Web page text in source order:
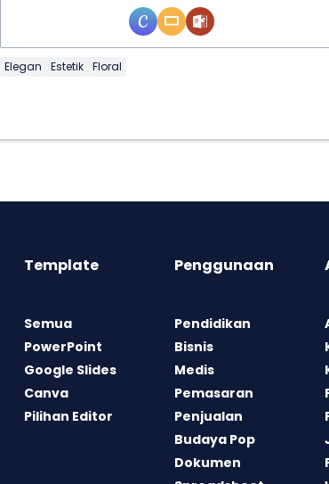
Elegan Estetik Floral
Template
Semua
PowerPoint
Google Slides
Canva
Pilihan Editor
Penggunaan
Pendidikan
Bisnis
Medis
Pemasaran
Penjualan
Budaya Pop
Dokumen